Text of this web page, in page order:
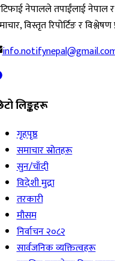
नेपालले तपाईंलाई नेपाल
विस्तृत रिपोर्टिङ र विश्लेषण
लिङ्कहरू
गृहपृष्ठ
समाचार स्रोतहरू
सुन/चाँदी
विदेशी मुद्रा
तरकारी
मौसम
निर्वाचन २०८२
सार्वजनिक व्यक्तित्वहरू